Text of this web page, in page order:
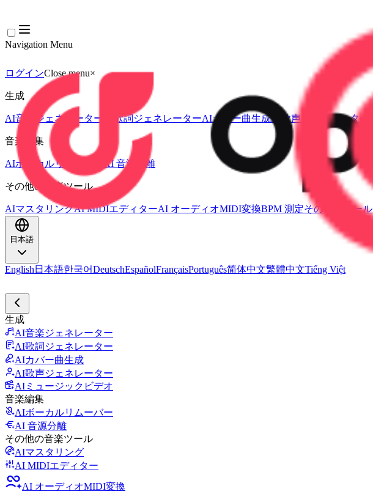
Navigation Menu
ログインClose menu×
生成
AI音楽ジェネレーター AI歌詞ジェネレーターAIカバー曲生成AI歌声ジェネレーター
音楽編集
AIボーカルリムーバー AI 音源分離
その他の音楽ツール
AIマスタリングAI MIDIエディターAI オーディオMIDI変換BPM 測定その他のツール
日本語
English 日本語한국어DeutschEspañolFrançaisPortuguês简体中文繁體中文Tiếng Việt
生成
AI音楽ジェネレーター
AI歌詞ジェネレーター
AIカバー曲生成
AI歌声ジェネレーター
AIミュージックビデオ
音楽編集
AIボーカルリムーバー
AI 音源分離
その他の音楽ツール
AIマスタリング
AI MIDIエディター
AI オーディオMIDI変換